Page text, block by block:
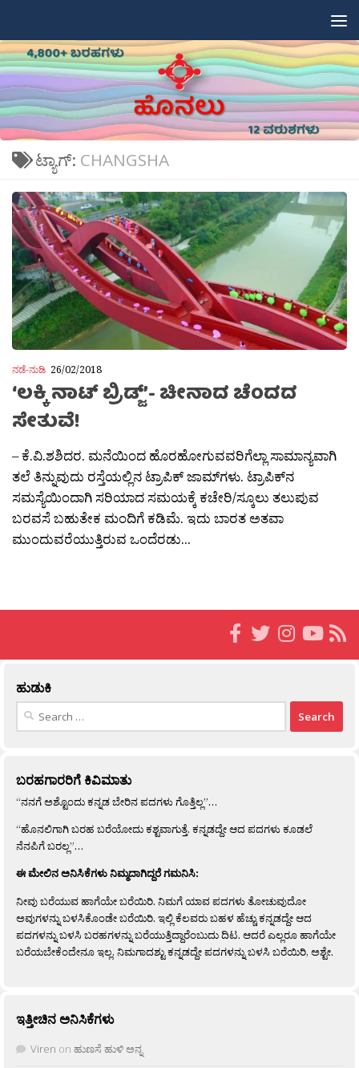
ಟ್ಯಾಗ್: CHANGSHA
ನಡೆ-ನುಡಿ 26/02/2018
‘ಲಕ್ಕಿ ನಾಟ್ ಬ್ರಿಡ್ಜ್’- ಚೀನಾದ ಚೆಂದದ
ಸೇತುವೆ!
– ಕೆ.ವಿ.ಶಶಿದರ. ಮನೆಯಿಂದ ಹೊರಹೋಗುವವರಿಗೆಲ್ಲಾ ಸಾಮಾನ್ಯವಾಗಿ
ತಲೆ ತಿನ್ನುವುದು ರಸ್ತೆಯಲ್ಲಿನ ಟ್ರಾಪಿಕ್ ಜಾಮ್‍ಗಳು. ಟ್ರಾಪಿಕ್‍ನ
ಸಮಸ್ಯೆಯಿಂದಾಗಿ ಸರಿಯಾದ ಸಮಯಕ್ಕೆ ಕಚೇರಿ/ಸ್ಕೂಲು ತಲುಪುವ
ಬರವಸೆ ಬಹುತೇಕ ಮಂದಿಗೆ ಕಡಿಮೆ. ಇದು ಬಾರತ ಅತವಾ
ಮುಂದುವರೆಯುತ್ತಿರುವ ಒಂದೆರಡು...
ಹುಡುಕಿ
Search
ಬರಹಗಾರರಿಗೆ ಕಿವಿಮಾತು
“ನನಗೆ ಅಶ್ಟೊಂದು ಕನ್ನಡ ಬೇರಿನ ಪದಗಳು ಗೊತ್ತಿಲ್ಲ”…
“ಹೊನಲಿಗಾಗಿ ಬರಹ ಬರೆಯೋದು ಕಶ್ಟವಾಗುತ್ತೆ. ಕನ್ನಡದ್ದೇ ಆದ ಪದಗಳು ಕೂಡಲೆ
ನೆನಪಿಗೆ ಬರಲ್ಲ”…
ಈ ಮೇಲಿನ ಅನಿಸಿಕೆಗಳು ನಿಮ್ಮದಾಗಿದ್ದರೆ ಗಮನಿಸಿ:
ನೀವು ಬರೆಯುವ ಹಾಗೆಯೇ ಬರೆಯಿರಿ. ನಿಮಗೆ ಯಾವ ಪದಗಳು ತೋಚುವುದೋ
ಅವುಗಳನ್ನು ಬಳಸಿಕೊಂಡೇ ಬರೆಯಿರಿ. ಇಲ್ಲಿ ಕೆಲವರು ಬಹಳ ಹೆಚ್ಚು ಕನ್ನಡದ್ದೇ ಆದ
ಪದಗಳನ್ನು ಬಳಸಿ ಬರಹಗಳನ್ನು ಬರೆಯುತ್ತಿದ್ದಾರೆಂಬುದು ದಿಟ. ಆದರೆ ಎಲ್ಲರೂ ಹಾಗೆಯೇ
ಬರೆಯಬೇಕೆಂದೇನೂ ಇಲ್ಲ. ನಿಮಗಾದಶ್ಟು ಕನ್ನಡದ್ದೇ ಪದಗಳನ್ನು ಬಳಸಿ ಬರೆಯಿರಿ, ಅಶ್ಟೇ.
ಇತ್ತೀಚಿನ ಅನಿಸಿಕೆಗಳು
Viren on ಹುಣಸೆ ಹುಳಿ ಅನ್ನ